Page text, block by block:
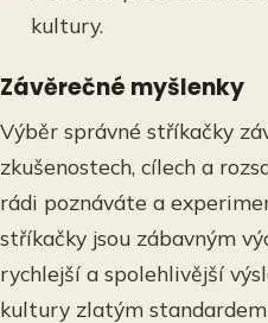
kultury.
Závěrečné myšlenky
Výběr správné stříkačky
zkušenostech, cílech a
rádi poznáváte a
stříkačky jsou zábavným
rychlejší a spolehlivější
kultury zlatým